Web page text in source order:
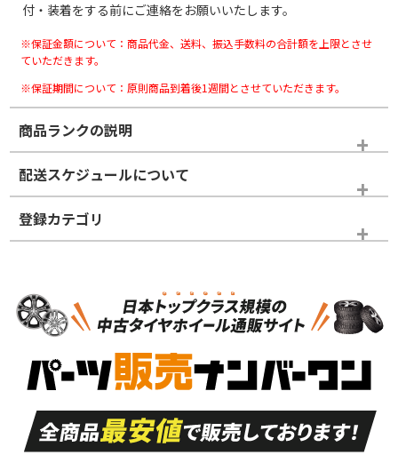
付・装着をする前にご連絡をお願いいたします。
※保証金額について：商品代金、送料、振込手数料の合計額を上限とさせ
ていただきます。
※保証期間について：原則商品到着後1週間とさせていただきます。
商品ランクの説明
※商品ランクは出品者の主観により判断しておりますので、あら
かじめご了承ください。
ホイールランク
S
品）
S
新車外し品（新古
付き
A
走行距離も少なく、
目立つ傷もほとんど
ない中古品
A
走行距離も少なく、
非常に状態の良い中
古品
配送スケジュールについて
登録カテゴリ
タイヤのみ